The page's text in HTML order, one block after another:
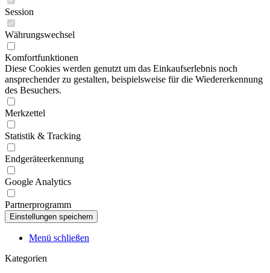
Session
Währungswechsel
Komfortfunktionen
Diese Cookies werden genutzt um das Einkaufserlebnis noch
ansprechender zu gestalten, beispielsweise für die Wiedererkennung
des Besuchers.
Merkzettel
Statistik & Tracking
Endgeräteerkennung
Google Analytics
Partnerprogramm
Menü schließen
Kategorien